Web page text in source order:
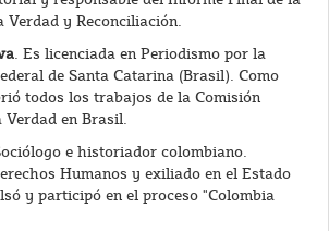
Verdad y Reconciliación.
. Es licenciada en Periodismo por la
de Santa Catarina (Brasil). Como
todos los trabajos de la Comisión
en Brasil.
e historiador colombiano.
Humanos y exiliado en el Estado
y participó en el proceso "Colombia